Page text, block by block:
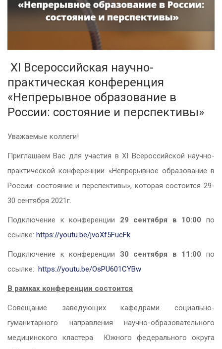
XI Всероссийская научно-
практическая конференция
«Непрерывное образование в
России: состояние и перспективы»
Уважаемые коллеги!
Приглашаем Вас для участия в XI Всероссийской научно-
практической конференции «Непрерывное образование в
России: состояние и перспективы», которая состоится 29-
30 сентября 2021г.
Подключение к конференции 29 сентября в 10:00 по
ссылке: https://youtu.be/jvoXf5FucFk
Подключение к конференции 30 сентября в 11:00 по
ссылке:
https://youtu.be/OsPU601CYBw
В рамках конференции состоится
Совещание заведующих кафедрами социально-
гуманитарного направления научно-образовательного
медицинского кластера Южного федерального округа